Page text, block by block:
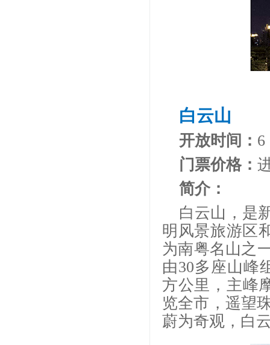
白云山
开放时间： 6
门票价格：
简介：
白云山，是
明风景旅游区
为南粤名山之
由30多座山峰
方公里，主峰
览全市，遥望
蔚为奇观，白